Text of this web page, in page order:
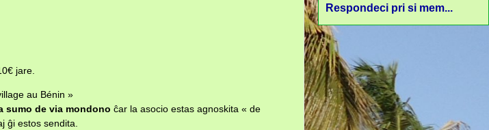
jare.
au Bénin »
sumo de via mondono ĉar la asocio estas agnoskita « de
ĝi estos sendita.
Respondeci pri si mem...